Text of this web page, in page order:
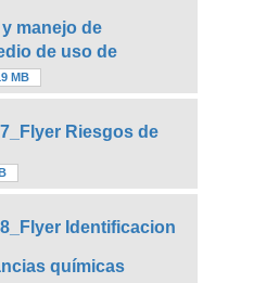
manejo de
de uso de
MB
Riesgos de
Identificacion
químicas